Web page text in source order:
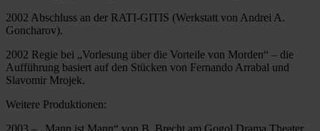
2002 Abschluss an der RATI-GITIS (Werkstatt von Andrei A.
Goncharov).
2002 Regie bei „Vorlesung über die Vorteile von Morden“ – die
Aufführung basiert auf den Stücken von Fernando Arrabal und
Slavomir Mrojek.
Weitere Produktionen:
2003 – „Mann ist Mann“ von B. Brecht am Gogol Drama Theater